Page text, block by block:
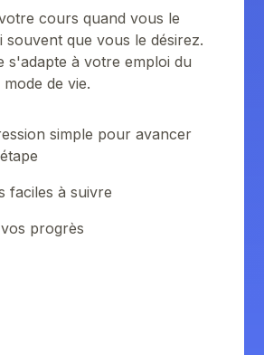
cours quand vous le
souvent que vous le désirez.
s'adapte à votre emploi du
de vie.
simple pour avancer
faciles à suivre
progrès